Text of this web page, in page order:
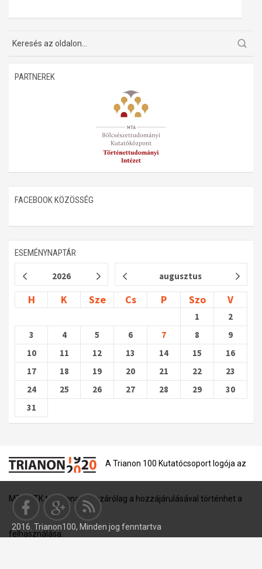
PARTNEREK
FACEBOOK KÖZÖSSÉG
ESEMÉNYNAPTÁR
2026 augusztus
H K Sze Cs P Szo V
1
2
3
4 5 6 7 8
9
10
11 12 13 14 15
16
17
18 19 20 21 22
23
24
25 26 27 28 29
30
31
A Trianon 100 Kutatócsoport logója az
MTA BTK tulajdona, és kizárólag a hozzájárulásával történhet a
felhasználása.
2016. Trianon100, Minden jog fenntartva